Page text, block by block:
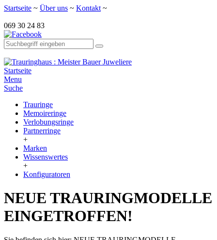
Startseite ~ Über uns ~ Kontakt ~
069 30 24 83
Startseite
Menu
Suche
Trauringe
Memoireringe
Verlobungsringe
Partnerringe
+
Marken
Wissenswertes
+
Konfiguratoren
NEUE TRAURINGMODELLE
EINGETROFFEN!